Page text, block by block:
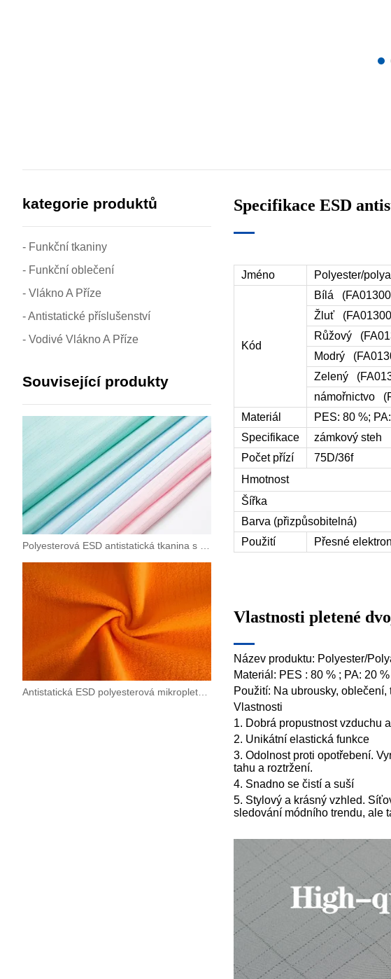
kategorie produktů
- Funkční tkaniny
- Funkční oblečení
- Vlákno A Příze
- Antistatické příslušenství
- Vodivé Vlákno A Příze
Související produkty
Specifikace ESD
Jméno Polyester/
Kód
Bílá (
Žluť
Růžový
Modrý
Zelený
námořnictvo
Materiál
PES: 80 %;
Specifikace
zámkový steh
Počet přízí
75D/36f
Hmotnost
Šířka
Barva (přizpůsobitelná)
Použití
Přesné
Vlastnosti pletené
Název produktu: Polyester/
Materiál: PES : 80 % ; PA: 20 %
Použití: Na ubrousky,
Vlastnosti
1. Dobrá propustnost vzduchu
2. Unikátní elastická funkce
3. Odolnost proti opotřebení.
tahu a roztržení.
4. Snadno se čistí a suší
5. Stylový a krásný vzhled.
sledování módního trendu, ale